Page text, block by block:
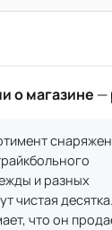
о магазине —
и разных
чистая десятка.
что он